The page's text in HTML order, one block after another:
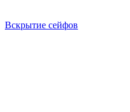
Вскрытие сейфов